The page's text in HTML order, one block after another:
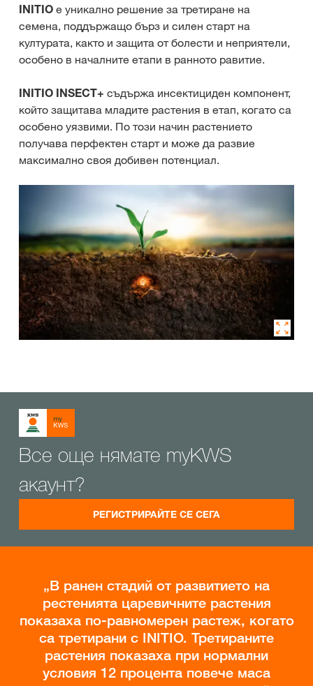
INITIO е уникално решение за третиране на
семена, поддържащо бърз и силен старт на
културата, както и защита от болести и неприятели,
особено в началните етапи в ранното равитие.
INITIO INSECT+ съдържа инсектициден компонент,
който защитава младите растения в етап, когато са
особено уязвими. По този начин растението
получава перфектен старт и може да развие
максимално своя добивен потенциал.
Все още нямате myKWS
акаунт?
РЕГИСТРИРАЙТЕ СЕ СЕГА
В ранен стадий от развитието на
рестенията царевичните растения
показаха по-равномерен растеж, когато
са третирани с INITIO. Третираните
растения показаха при нормални
условия 12 процента повече маса